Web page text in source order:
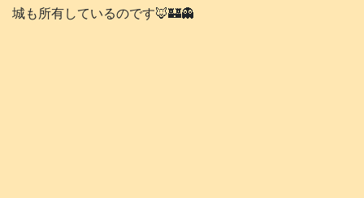
城も所有しているのです🦊🏰👻